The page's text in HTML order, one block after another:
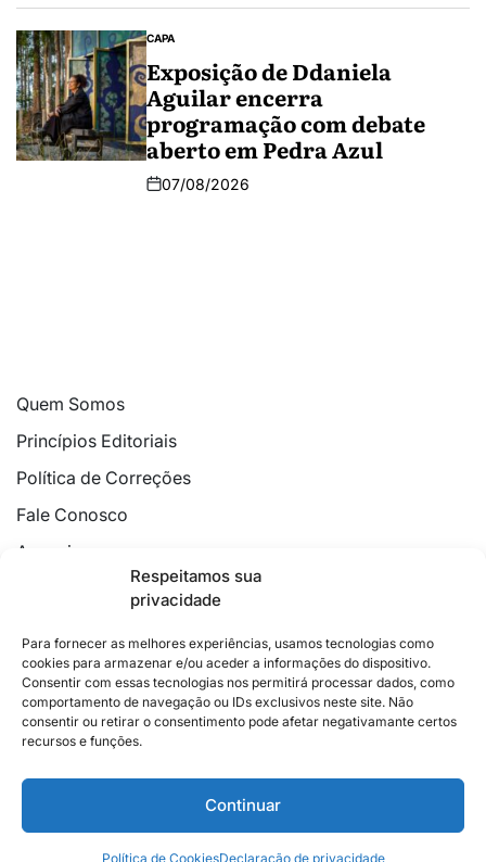
Respeitamos sua
privacidade
Para fornecer as melhores experiências, usamos tecnologias como
cookies para armazenar e/ou aceder a informações do dispositivo.
Consentir com essas tecnologias nos permitirá processar dados, como
comportamento de navegação ou IDs exclusivos neste site. Não
consentir ou retirar o consentimento pode afetar negativamante certos
recursos e funções.
Continuar
Política de CookiesDeclaração de privacidade
CAPA
Exposição de Ddaniela
Aguilar encerra
programação com debate
aberto em Pedra Azul
07/08/2026
Quem Somos
Princípios Editoriais
Política de Correções
Fale Conosco
Anuncie
Política de Cookies
2026 © Feito com
no Espírito Santo.
PoderEditorialCidades
EconomiaPesquisas
Siga no Instagram